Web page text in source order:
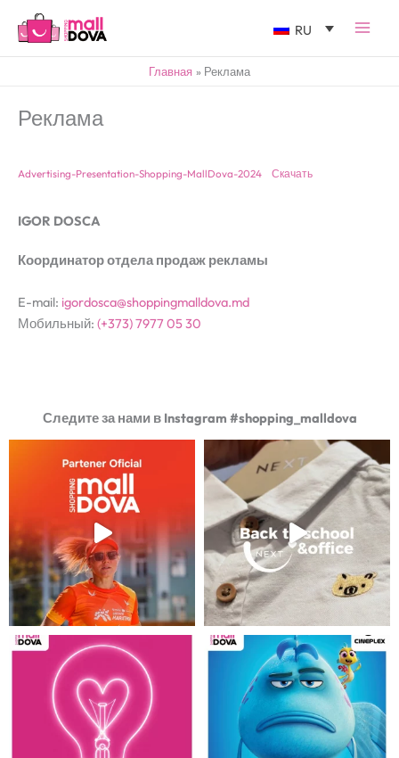
RU
Главная Реклама
Реклама
Advertising-Presentation-Shopping-MallDova-2024 Скачать
IGOR DOSCA
Координатор отдела продаж рекламы
E-mail: igordosca@shoppingmalldova.md
Мобильный: (+373) 7977 05 30
Следите за нами в Instagram #shopping_malldova